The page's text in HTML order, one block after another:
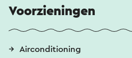
Voorzieningen
Airconditioning